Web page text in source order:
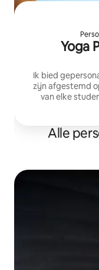
Yoga
Ik bied
zijn afgestemd
van elke
algehele
Alle